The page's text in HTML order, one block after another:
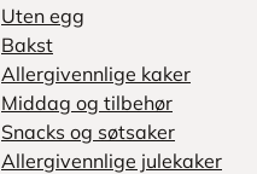
Uten egg
Bakst
Allergivennlige kaker
Middag og tilbehør
Snacks og søtsaker
Allergivennlige julekaker